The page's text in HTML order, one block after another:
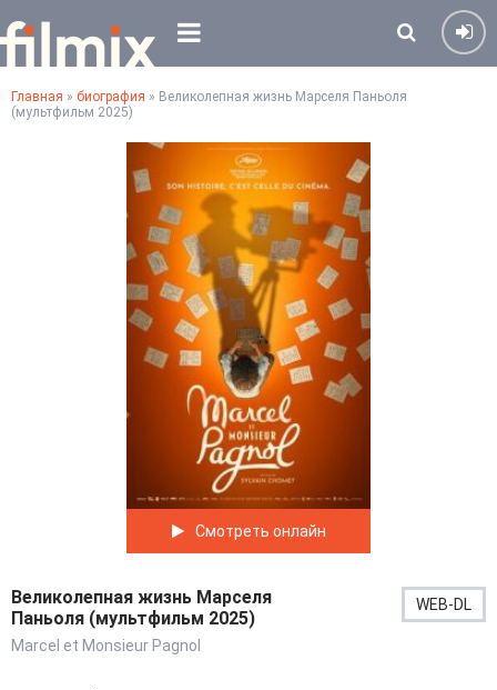
Главная » биография » Великолепная жизнь Марселя Паньоля
(мультфильм 2025)
Смотреть онлайн
Великолепная жизнь Марселя
Паньоля (мультфильм 2025)
Marcel et Monsieur Pagnol
WEB-DL